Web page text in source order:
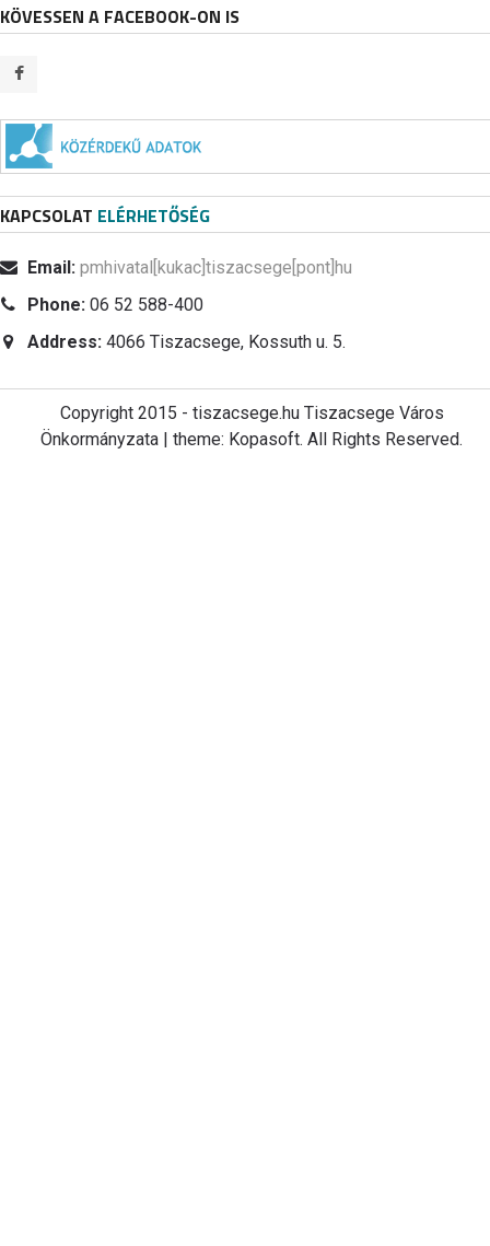
KÖVESSEN A FACEBOOK-ON IS
KAPCSOLAT ELÉRHETŐSÉG
Email: pmhivatal[kukac]tiszacsege[pont]hu
Phone: 06 52 588-400
Address: 4066 Tiszacsege, Kossuth u. 5.
Copyright 2015 - tiszacsege.hu Tiszacsege Város
Önkormányzata | theme: Kopasoft. All Rights Reserved.